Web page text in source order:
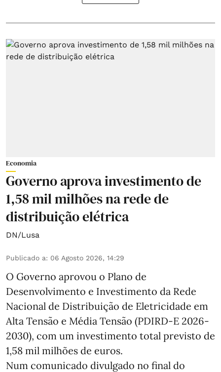
Economia
Governo aprova investimento de
1,58 mil milhões na rede de
distribuição elétrica
DN/Lusa
Publicado a: 06 Agosto 2026, 14:29
O Governo aprovou o Plano de
Desenvolvimento e Investimento da Rede
Nacional de Distribuição de Eletricidade em
Alta Tensão e Média Tensão (PDIRD-E 2026-
2030), com um investimento total previsto de
1,58 mil milhões de euros.
Num comunicado divulgado no final do